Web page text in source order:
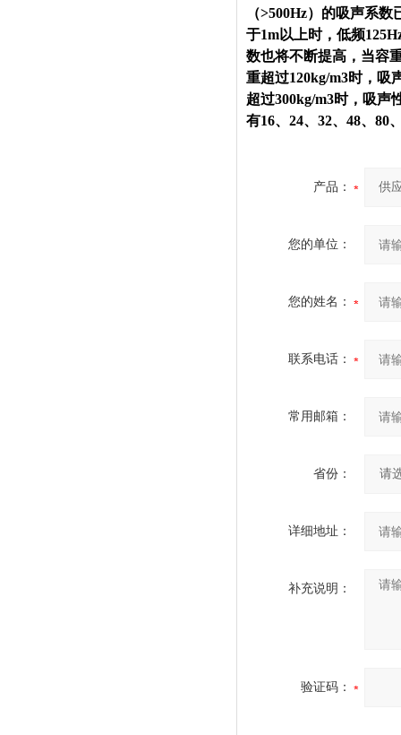
（>500Hz）的吸声系
于1m以上时，低频
数也将不断提高，当容
重超过120kg/m3时，吸
超过300kg/m3时，吸声
有16、24、32、48、80
产品：
您的单位：
您的姓名：
联系电话：
常用邮箱：
省份：
详细地址：
补充说明：
验证码：